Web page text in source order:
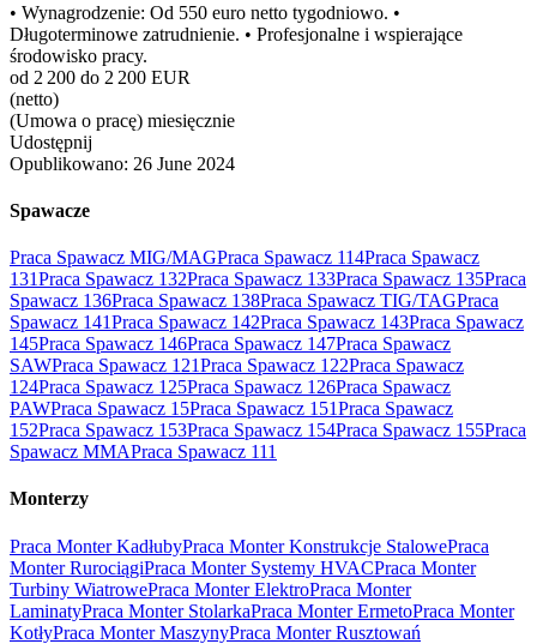
• Wynagrodzenie: Od 550 euro netto tygodniowo. •
Długoterminowe zatrudnienie. • Profesjonalne i wspierające
środowisko pracy.
od 2 200 do 2 200 EUR
(netto)
(Umowa o pracę) miesięcznie
Udostępnij
Opublikowano: 26 June 2024
Spawacze
Praca Spawacz MIG/MAGPraca Spawacz 114Praca Spawacz
131Praca Spawacz 132Praca Spawacz 133Praca Spawacz 135Praca
Spawacz 136Praca Spawacz 138Praca Spawacz TIG/TAGPraca
Spawacz 141Praca Spawacz 142Praca Spawacz 143Praca Spawacz
145Praca Spawacz 146Praca Spawacz 147Praca Spawacz
SAWPraca Spawacz 121Praca Spawacz 122Praca Spawacz
124Praca Spawacz 125Praca Spawacz 126Praca Spawacz
PAWPraca Spawacz 15Praca Spawacz 151Praca Spawacz
152Praca Spawacz 153Praca Spawacz 154Praca Spawacz 155Praca
Spawacz MMAPraca Spawacz 111
Monterzy
Praca Monter KadłubyPraca Monter Konstrukcje StalowePraca
Monter RurociągiPraca Monter Systemy HVACPraca Monter
Turbiny WiatrowePraca Monter ElektroPraca Monter
LaminatyPraca Monter StolarkaPraca Monter ErmetoPraca Monter
KotłyPraca Monter MaszynyPraca Monter Rusztowań